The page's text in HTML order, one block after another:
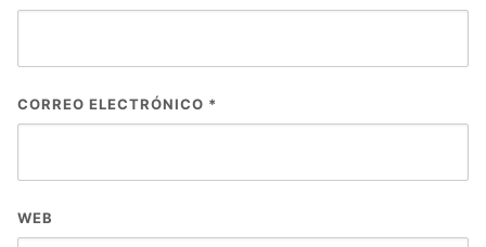
CORREO ELECTRÓNICO *
WEB